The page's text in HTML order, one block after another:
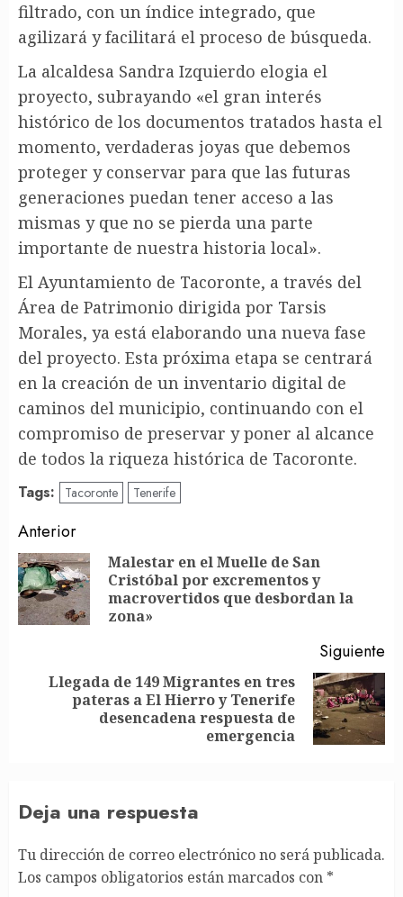
filtrado, con un índice integrado, que
agilizará y facilitará el proceso de búsqueda.
La alcaldesa Sandra Izquierdo elogia el
proyecto, subrayando «el gran interés
histórico de los documentos tratados hasta el
momento, verdaderas joyas que debemos
proteger y conservar para que las futuras
generaciones puedan tener acceso a las
mismas y que no se pierda una parte
importante de nuestra historia local».
El Ayuntamiento de Tacoronte, a través del
Área de Patrimonio dirigida por Tarsis
Morales, ya está elaborando una nueva fase
del proyecto. Esta próxima etapa se centrará
en la creación de un inventario digital de
caminos del municipio, continuando con el
compromiso de preservar y poner al alcance
de todos la riqueza histórica de Tacoronte.
Tags: Tacoronte Tenerife
Post
navigation
Anterior
Malestar en el Muelle de San
Cristóbal por excrementos y
macrovertidos que desbordan la
zona»
Siguiente
Siguiente
Llegada de 149 Migrantes en tres
pateras a El Hierro y Tenerife
desencadena respuesta de
emergencia
Deja una respuesta
Tu dirección de correo electrónico no será publicada.
Los campos obligatorios están marcados con *